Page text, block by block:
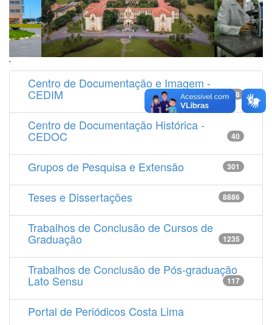
'
Centro de Documentação e Imagem -
CEDIM 14538
Centro de Documentação Histórica -
CEDOC 40
Grupos de Pesquisa e Extensão 301
Teses e Dissertações 8886
Trabalhos de Conclusão de Cursos de
Graduação 1235
Trabalhos de Conclusão de Pós-graduação
Lato Sensu 117
Portal de Periódicos Costa Lima